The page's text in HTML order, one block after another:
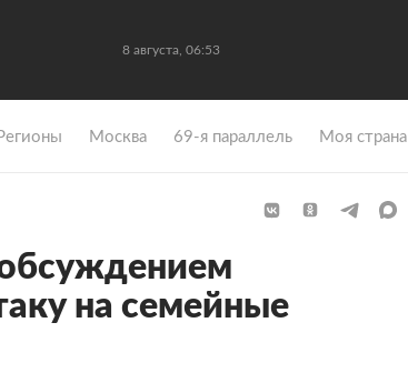
8 августа, 06:53
Регионы Москва 69-я параллель Моя страна
на семейные